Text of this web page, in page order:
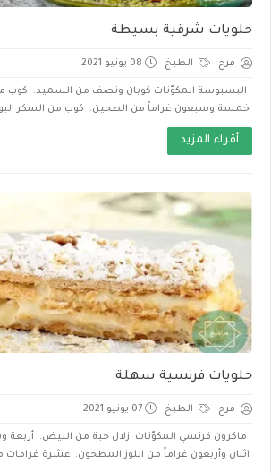
حلويات شرقية بسيطة
فرح الطبخ 08 يونيو 2021
البسبوسة المكوّنات كوبان ونصف من السميد. كوب
خمسة وسبعون غراماً من الطحين. كوب من السكر
أقراء المزيد
حلويات فرنسية سهلة
فرح الطبخ 07 يونيو 2021
ماكرون فرنسي المكوّنات زلال حبة من البيض. أربعة
اثنان وأربعون غراماً من اللوز المطحون. عشرة غرامات